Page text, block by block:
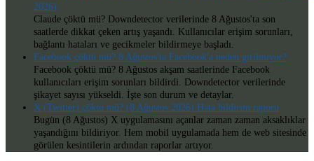
2026)
Claude çöktü mü? Downdetector verilerinde 8 Ağustos'ta son
saatlerde dikkat çeken artış yaşandı. Kullanıcılar erişim sorunları,
bağlantı hataları ve gecikmeler bildirmeye başladı.
Facebook çöktü mü? 8 Ağustos'ta Facebook'a neden girilmiyor?
Facebook çöktü mü? 8 Ağustos akşam saatlerinde Facebook
kullanıcıları erişim sorunları bildirdi. Downdetector verilerinde
şikayet sayısı yükseldi. İşte son durum ve detaylar.
X (Twitter) çöktü mü? (8 Ağustos 2026) Hata bildirim raporu
Bugün (8 Ağustos) X uygulamasını açanlar zaman zaman aksaklıklar
yaşandığını bildiriyor. Hem mobil uygulamada hem de web sitesinde
görülen kesintilerin ardından raporlar artıyor.